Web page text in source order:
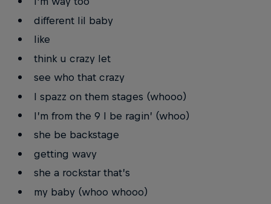
different lil baby
like
think u crazy let
see who that crazy
I spazz on them stages (whooo)
I’m from the 9 I be ragin’ (whoo)
she be backstage
getting wavy
she a rockstar that’s
my baby (whoo whooo)